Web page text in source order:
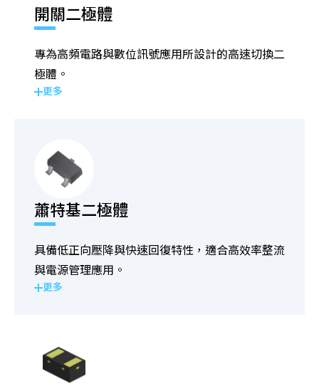
整流二極體
金氧半導體場效電晶體 齊納二極體
開關二極體
專為高頻電路與數位訊號應用所設計的高速切換二
極體。
更多
蕭特基二極體
具備低正向壓降與快速回復特性，適合高效率整流
與電源管理應用。
更多